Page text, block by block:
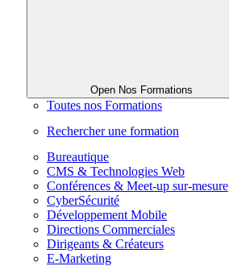
Open Nos Formations
Toutes nos Formations
Rechercher une formation
Bureautique
CMS & Technologies Web
Conférences & Meet-up sur-mesure
CyberSécurité
Développement Mobile
Directions Commerciales
Dirigeants & Créateurs
E-Marketing